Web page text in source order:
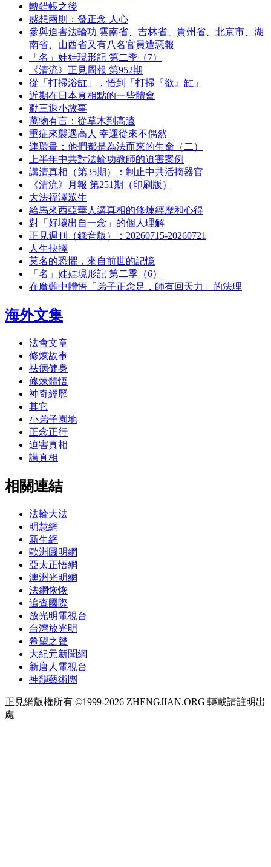
轉錯帳之後
感想兩則：發正念 人心
參與迫害法輪功 雲南省、吉林省、貴州省、北京市、湖
南省、山西省又有八名官員遭惡報
「名」娃娃現形記 第二季（7）
《清流》正見周報 第952期
從「打掃浴缸」，悟到「打掃『欲』缸」
近期在日本真相點的一些體會
勸三退小故事
萬物有言：從草木到高遠
重症來襲遇高人 幸運從來不偶然
連環畫：他們都是為法而來的生命（二）
上半年中共對法輪功教師的迫害案例
講清真相（第35期）：制止中共活摘器官
《清流》月報 第251期（印刷版）
大法福澤眾生
給馬來西亞華人講真相的修煉經歷和心得
對「好壞出自一念」的個人理解
正見週刊（錄音版）：20260715-20260721
人生抉擇
莫名的恐懼，來自前世的記憶
「名」娃娃現形記 第二季（6）
在魔難中體悟「弟子正念足，師有回天力」的法理
海外文集
法會文章
修煉故事
祛病健身
修煉體悟
神奇經歷
其它
小弟子園地
正念正行
迫害真相
講真相
相關連結
法輪大法
明慧網
新生網
歐洲圓明網
亞太正悟網
澳洲光明網
法網恢恢
追查國際
放光明電視台
台灣放光明
希望之聲
大紀元新聞網
新唐人電視台
神韻藝術團
正見網版權所有 ©1999-2026 ZHENGJIAN.ORG 轉載請註明出
處